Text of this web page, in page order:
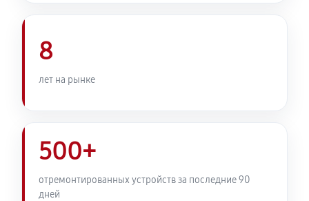
8
лет на рынке
500+
отремонтированных устройств за последние 90
дней